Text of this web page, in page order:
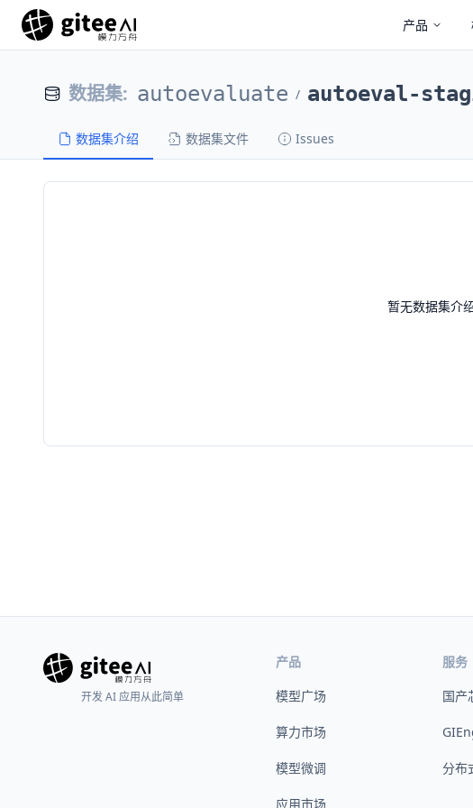
产品
数据集: autoevaluate / autoeval-
数据集介绍 数据集文件 Issues
暂无数据集介
开发 AI 应用从此简单
产品
模型广场
算力市场
模型微调
应用市场
服务
国产
分布